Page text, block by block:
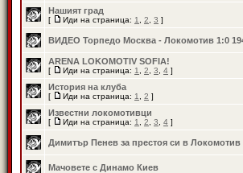
Нашият град
[ Иди на страница: 1 2 3 ]
ВИДЕО Торпедо Москва - Локомотив 1:0
ARENA LOKOMOTIV SOFIA!
[ Иди на страница: 1 2 3 4 ]
История на клуба
[ Иди на страница: 1 2 ]
Известни локомотивци
[ Иди на страница: 1 2 3 4 ]
Димитър Пенев за престоя си в Локомотив
Мачовете с Динамо Киев